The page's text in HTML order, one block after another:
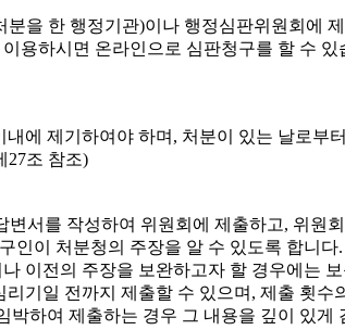
을 한 행정기관)이나 행정심판위원회에
이용하시면 온라인으로 심판청구를 할 수 있
에 제기하여야 하며, 처분이 있는 날로부
27조 참조)
서를 작성하여 위원회에 제출하고, 위원회
인이 처분청의 주장을 알 수 있도록 합니다.
이전의 주장을 보완하고자 할 경우에는 보
기일 전까지 제출할 수 있으며, 제출 횟수
박하여 제출하는 경우 그 내용을 깊이 있게